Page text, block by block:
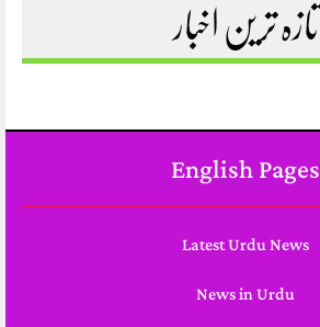
تازہ ترین اخبار
English Pages
Latest Urdu News
News in Urdu